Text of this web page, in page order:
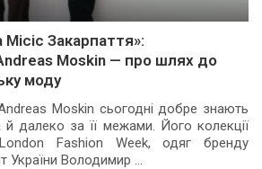
Закарпаття»:
Moskin — про шлях до
моду
Moskin сьогодні добре знають
й далеко за її межами. Його колекції
Fashion Week, одяг бренду
України Володимир ...